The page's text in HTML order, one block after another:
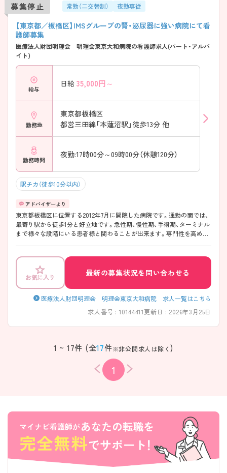
募集停止 常勤（二交替制） 夜勤専従
【東京都／板橋区】IMSグループの腎・泌尿器に強い病院にて看
護師募集
医療法人財団明理会 明理会東京大和病院の看護師求人(パート・アルバ
イト)
給与
日給 35,000円～
勤務地
東京都板橋区
都営三田線「本蓮沼駅」徒歩13分 他
勤務時間
夜勤:17時00分～09時00分（休憩120分）
駅チカ（徒歩10分以内）
東京都板橋区に位置する2012年7月に開院した病院です。通勤の面では、
最寄り駅から徒歩1分と好立地です。急性期、慢性期、手術期、ターミナル
まで様々な段階にいる患者様と関わることが出来ます。専門性を高めて
お気に入り 最新の募集状況を問い合わせる
医療法人財団明理会 明理会東京大和病院 求人一覧はこちら
求人番号 : 10144411更新日 : 2026年3月25日
1 ~ 17件 (全17件※非公開求人は除く )
1